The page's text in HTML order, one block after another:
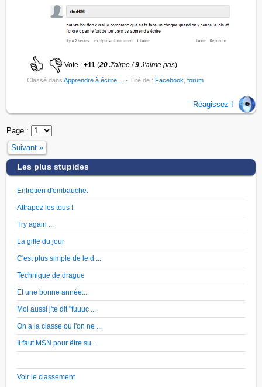
Vote :+11 (20J'aime /9 J'aime pas)
Classé dansApprendre à écrire ... • Tiré de :Facebook ,forum
Réagissez !
Page :
Suivant »
Les plus stupides
Entretien d'embauche.
Attrapez les tous !
Try again ...
La gifle du jour
C'est plus simple de le d ...
Technique de drague
Et une bonne année...
Moi aussi j'te dit "fuuuc ...
On a la classe ou l'on ne ...
Il faut MSN pour être su ...
Voir le classement